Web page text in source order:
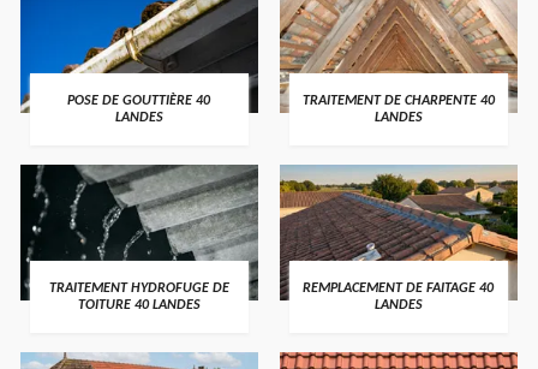
POSE DE GOUTTIÈRE 40
LANDES
TRAITEMENT DE CHARPENTE 40
LANDES
TRAITEMENT HYDROFUGE DE
TOITURE 40 LANDES
REMPLACEMENT DE FAITAGE 40
LANDES